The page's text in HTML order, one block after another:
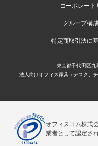
コーポレート
グループ構
特定商取引法に
東京都千代田区九
法人向けオフィス家具（デスク、
オフィスコム株式
業者として認定さ